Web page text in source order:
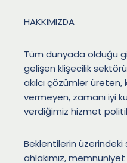
HAKKIMIZDA
Tüm dünyada olduğu
gelişen klişecilik
akılcı çözümler
vermeyen, zamanı iyi
verdiğimiz hizmet
Beklentilerin
ahlakımız,